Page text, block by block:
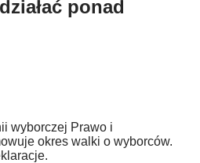
ponad
wyborczej Prawo i
okres walki o wyborców.